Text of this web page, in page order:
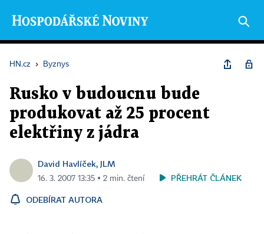
HN.cz › Byznys
Rusko v budoucnu bude
produkovat až 25 procent
elektřiny z jádra
David Havlíček, JLM
16. 3. 2007 13:35 ▪ 2 min. čtení PŘEHRÁT ČLÁNEK
ODEBÍRAT AUTORA